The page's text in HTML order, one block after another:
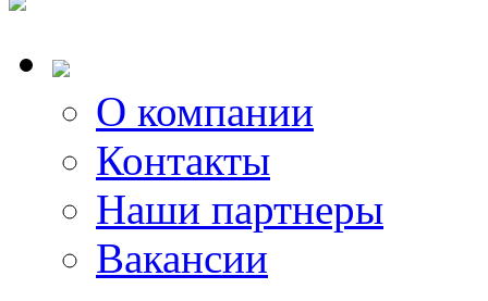
О компании
Контакты
Наши партнеры
Вакансии